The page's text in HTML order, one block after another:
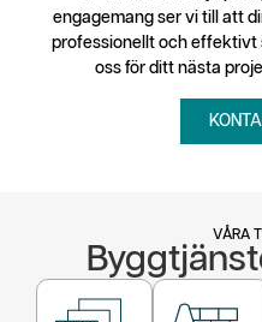
engagemang ser vi till att
professionellt och effektivt
oss för ditt nästa
VÅRA